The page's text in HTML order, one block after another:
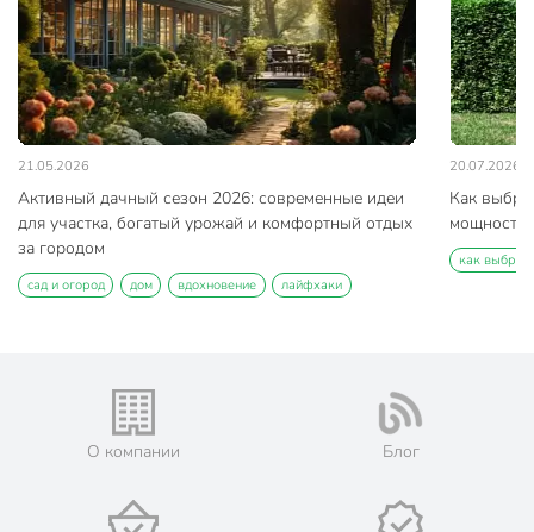
21.05.2026
Активный дачный сезон 2026: современные идеи
для участка, богатый урожай и комфортный отдых
за городом
сад и огород дом вдохновение лайфхаки
20.07.2026
Как
мощность
как
О компании Блог